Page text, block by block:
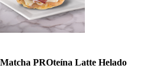
Matcha PROteína Latte Helado